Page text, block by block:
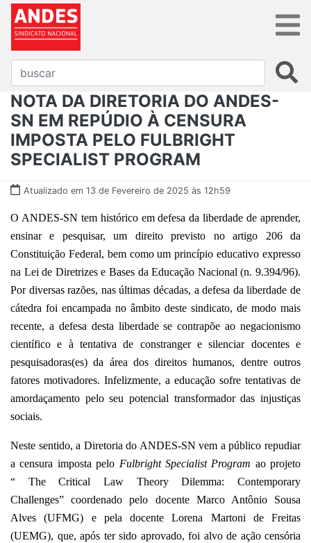
NOTA DA DIRETORIA DO ANDES-
SN EM REPÚDIO À CENSURA
IMPOSTA PELO FULBRIGHT
SPECIALIST PROGRAM
Atualizado em 13 de Fevereiro de 2025 às 12h59
O ANDES-SN tem histórico em defesa da liberdade de aprender,
ensinar e pesquisar, um direito previsto no artigo 206 da
Constituição Federal, bem como um princípio educativo expresso
na Lei de Diretrizes e Bases da Educação Nacional (n. 9.394/96).
Por diversas razões, nas últimas décadas, a defesa da liberdade de
cátedra foi encampada no âmbito deste sindicato, de modo mais
recente, a defesa desta liberdade se contrapõe ao negacionismo
científico e à tentativa de constranger e silenciar docentes e
pesquisadoras(es) da área dos direitos humanos, dentre outros
fatores motivadores. Infelizmente, a educação sofre tentativas de
amordaçamento pelo seu potencial transformador das injustiças
sociais.
Neste sentido, a Diretoria do ANDES-SN vem a público repudiar
a censura imposta pelo Fulbright Specialist Program ao projeto
“ The Critical Law Theory Dilemma: Contemporary
Challenges” coordenado pelo docente Marco Antônio Sousa
Alves (UFMG) e pela docente Lorena Martoni de Freitas
(UEMG), que, após ter sido aprovado, foi alvo de ação censória